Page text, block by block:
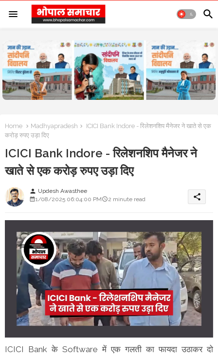
Home Madhyapradesh
ICICI Bank Indore - रिलेशनशिप मैनेजर ने खाते से एक
करोड़ रुपए उड़ा दिए
ICICI Bank Indore - रिलेशनशिप मैनेजर ने
खाते से एक करोड़ रुपए उड़ा दिए
person Updesh Awasthee
1/08/2025 06:04:00 PM
2 minute read share
ICICI Bank के Software में एक गलती का फायदा उठाकर दो